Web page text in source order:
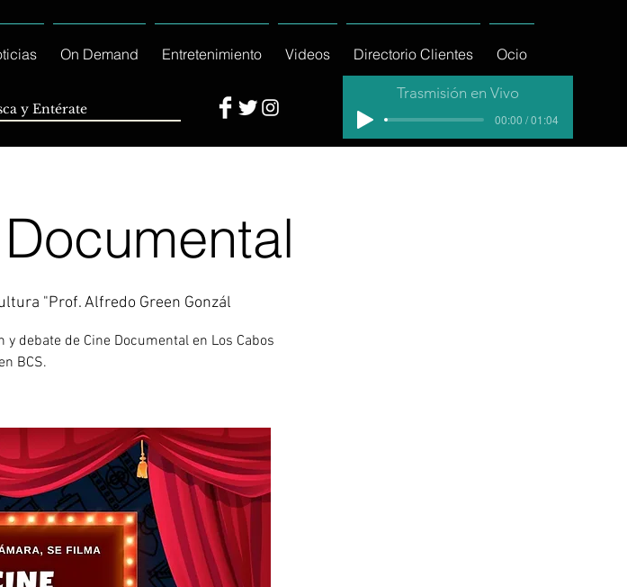
On Demand Entretenimiento Videos Directorio Clientes Ocio
Trasmisión en Vivo
00:00 / 01:04
"Prof. Alfredo Green Gonzál
debate de Cine Documental en Los Cabos
en BCS.